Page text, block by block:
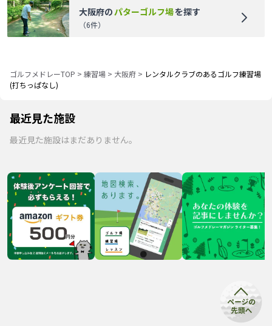
大阪府のパターゴルフ場を探す
（6件）
ゴルフメドレーTOP > 練習場 > 大阪府 > レンタルクラブのあるゴルフ練習場
(打ちっぱなし)
最近見た施設
最近見た施設はまだありません。